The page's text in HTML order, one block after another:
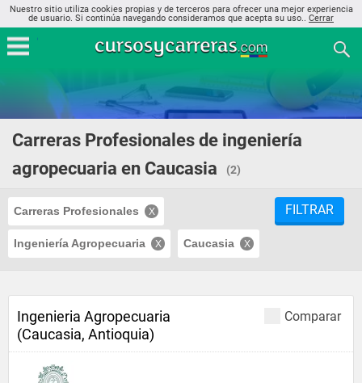
Nuestro sitio utiliza cookies propias y de terceros para ofrecer una mejor experiencia
de usuario. Si continúa navegando consideramos que acepta su uso.. Cerrar
Carreras Profesionales de ingeniería
agropecuaria en Caucasia
(2)
Carreras Profesionales
Ingeniería Agropecuaria Caucasia
FILTRAR
Comparar
Ingenieria Agropecuaria
(Caucasia, Antioquia)